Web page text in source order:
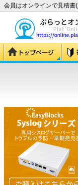
会員はオンラインで見積書(